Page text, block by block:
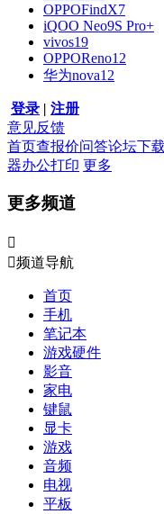
OPPOFindX7
iQOO Neo9S Pro+
vivos19
OPPOReno12
华为nova12
登录 | 注册
意见反馈
首页查报价问答论坛下载
器办公打印 更多
更多频道

频道导航
首页
手机
笔记本
游戏硬件
影音
家电
键鼠
显卡
游戏
音频
电视
平板